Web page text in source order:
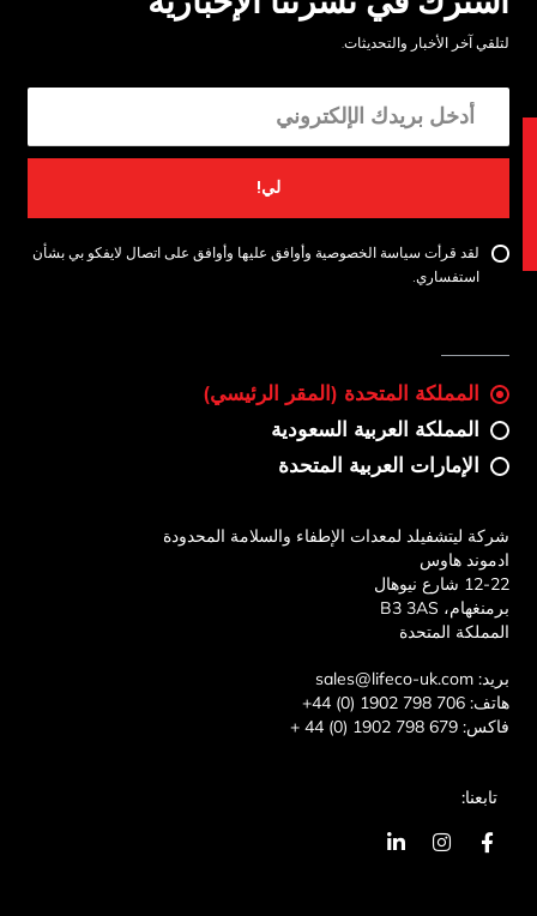
لتلقي آخر الأخبار والتحديثات.
لي!
لقد قرأت سياسة الخصوصية وأوافق عليها وأوافق على اتصال لايفكو بي بشأن
استفساري.
المملكة المتحدة (المقر الرئيسي)
المملكة العربية السعودية
الإمارات العربية المتحدة
شركة ليتشفيلد لمعدات الإطفاء والسلامة المحدودة
ادموند هاوس
12-22 شارع نيوهال
برمنغهام، B3 3AS
المملكة المتحدة
بريد:sales@lifeco-uk.com
هاتف: +44 (0) 1902 798 706
فاكس:+ 44 (0) 1902 798 679
تابعنا:
ا
ل
ا
ن
ي